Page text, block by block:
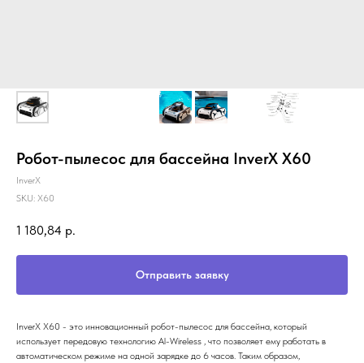
Робот-пылесос для бассейна InverX X60
InverX
SKU: X60
1 180,84 р.
Отправить заявку
InverX X60 - это инновационный робот-пылесос для бассейна, который
использует передовую технологию Al-Wireless , что позволяет ему работать в
автоматическом режиме на одной зарядке до 6 часов. Таким образом,